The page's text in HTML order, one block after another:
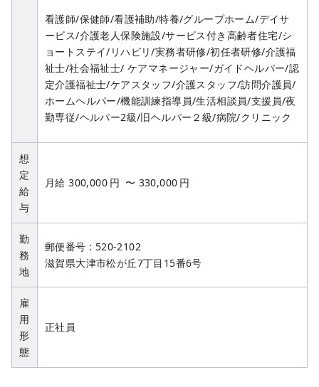
看護師/保健師/看護補助/特養/グループホーム/デイサ
ービス/介護老人保険施設/サービス付き高齢者住宅/シ
ョートステイ/リハビリ/実務者研修/初任者研修/介護福
祉士/社会福祉士/ ケアマネージャー/ガイドヘルパー/認
定介護福祉士/ケアスタッフ/介護スタッフ/訪問介護員/
ホームヘルパー/機能訓練指導員/生活相談員/支援員/夜
勤専従/ヘルパー2級/旧ヘルパー２級/病院/クリニック
想
定
給
与
月給300,000 円 〜 330,000 円
勤
務
地
郵便番号 : 520-2102
滋賀県大津市松が丘7丁目15番6号
雇
用
形
態
正社員